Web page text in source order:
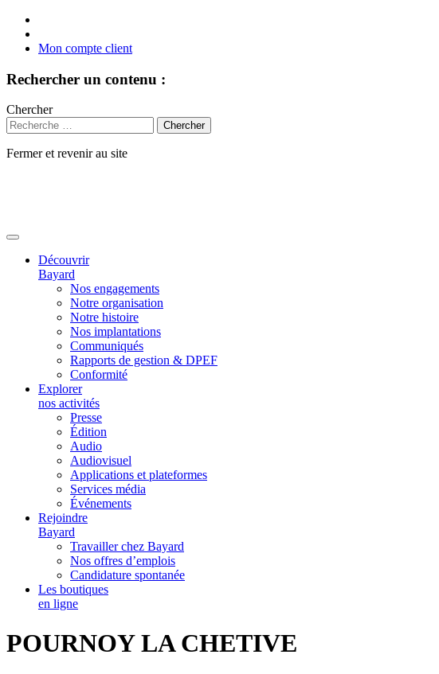
Mon compte client
Rechercher un contenu :
Chercher
Fermer et revenir au site
Découvrir
Bayard
Nos engagements
Notre organisation
Notre histoire
Nos implantations
Communiqués
Rapports de gestion & DPEF
Conformité
Explorer
nos activités
Presse
Édition
Audio
Audiovisuel
Applications et plateformes
Services média
Événements
Rejoindre
Bayard
Travailler chez Bayard
Nos offres d’emplois
Candidature spontanée
Les boutiques
en ligne
POURNOY LA CHETIVE